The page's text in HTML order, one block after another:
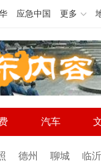
应急中国 更多
汽车
德州 聊城 临沂